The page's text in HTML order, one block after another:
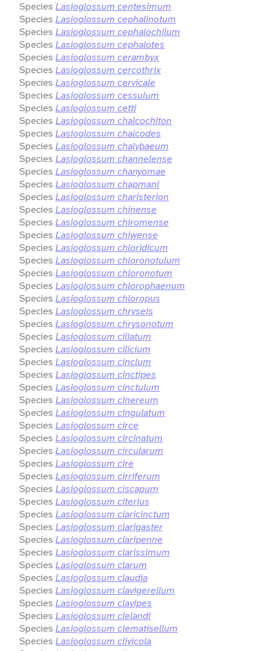
Species Lasioglossum centesimum
Species Lasioglossum cephalinotum
Species Lasioglossum cephalochilum
Species Lasioglossum cephalotes
Species Lasioglossum cerambyx
Species Lasioglossum cercothrix
Species Lasioglossum cervicale
Species Lasioglossum cessulum
Species Lasioglossum cetti
Species Lasioglossum chalcochiton
Species Lasioglossum chalcodes
Species Lasioglossum chalybaeum
Species Lasioglossum channelense
Species Lasioglossum chanyomae
Species Lasioglossum chapmani
Species Lasioglossum charisterion
Species Lasioglossum chinense
Species Lasioglossum chiromense
Species Lasioglossum chiwense
Species Lasioglossum chloridicum
Species Lasioglossum chloronotulum
Species Lasioglossum chloronotum
Species Lasioglossum chlorophaenum
Species Lasioglossum chloropus
Species Lasioglossum chryseis
Species Lasioglossum chrysonotum
Species Lasioglossum ciliatum
Species Lasioglossum cilicium
Species Lasioglossum cinclum
Species Lasioglossum cinctipes
Species Lasioglossum cinctulum
Species Lasioglossum cinereum
Species Lasioglossum cingulatum
Species Lasioglossum circe
Species Lasioglossum circinatum
Species Lasioglossum circularum
Species Lasioglossum cire
Species Lasioglossum cirriferum
Species Lasioglossum ciscapum
Species Lasioglossum citerius
Species Lasioglossum claricinctum
Species Lasioglossum clarigaster
Species Lasioglossum claripenne
Species Lasioglossum clarissimum
Species Lasioglossum clarum
Species Lasioglossum claudia
Species Lasioglossum clavigerellum
Species Lasioglossum clavipes
Species Lasioglossum clelandi
Species Lasioglossum clematisellum
Species Lasioglossum clivicola